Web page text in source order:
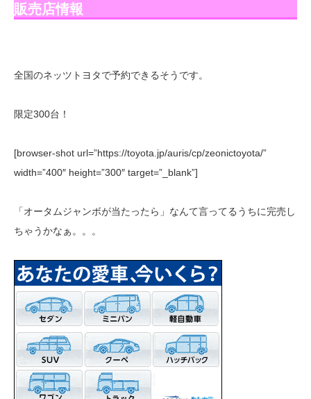
販売店情報
全国のネッツトヨタで予約できるそうです。
限定300台！
[browser-shot url=”https://toyota.jp/auris/cp/zeonictoyota/”
width=”400″ height=”300″ target=”_blank”]
「オータムジャンボが当たったら」なんて言ってるうちに完売し
ちゃうかなぁ。。。